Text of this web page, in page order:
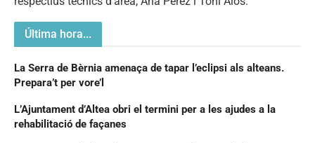
Última hora...
La Serra de Bèrnia amenaça de tapar l’eclipsi als alteans.
Prepara’t per vore’l
L’Ajuntament d’Altea obri el termini per a les ajudes a la
rehabilitació de façanes